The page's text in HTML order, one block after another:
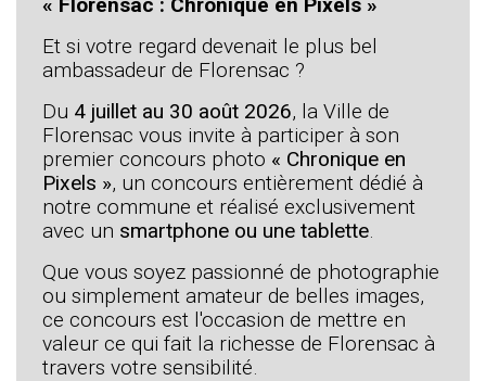
Et si votre regard devenait le plus bel
ambassadeur de Florensac ?
Du 4 juillet au 30 août 2026, la Ville de
Florensac vous invite à participer à son
premier concours photo « Chronique en
Pixels », un concours entièrement dédié à
notre commune et réalisé exclusivement
avec un smartphone ou une tablette.
Que vous soyez passionné de photographie
ou simplement amateur de belles images,
ce concours est l'occasion de mettre en
valeur ce qui fait la richesse de Florensac à
travers votre sensibilité.